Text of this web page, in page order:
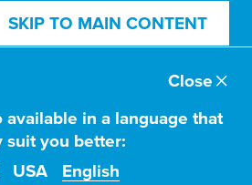
SKIP TO MAIN CONTENT
available in a language that
suit you better:
USA
English
Close